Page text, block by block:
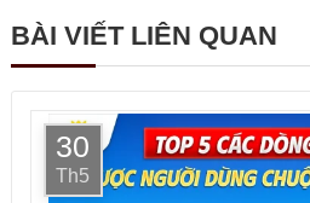
BÀI VIẾT LIÊN QUAN
30
Th5